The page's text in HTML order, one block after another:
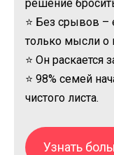
решение
⭐ Без срывов –
только мысли о
⭐ Он
⭐ 98% семей
чистого листа.
Узнать